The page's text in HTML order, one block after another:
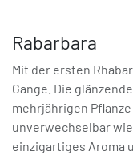
Rabarbara
Mit der ersten
Gange. Die
mehrjährigen
unverwechselbar
einzigartiges Aroma